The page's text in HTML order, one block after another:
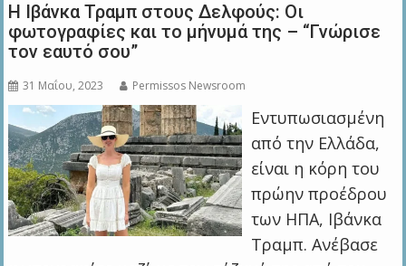
Η Ιβάνκα Τραμπ στους Δελφούς: Οι
φωτογραφίες και το μήνυμά της – “Γνώρισε
τον εαυτό σου”
31 Μαΐου, 2023 Permissos Newsroom
Εντυπωσιασμένη
από την Ελλάδα,
είναι η κόρη του
πρώην προέδρου
των ΗΠΑ, Ιβάνκα
Τραμπ. Ανέβασε